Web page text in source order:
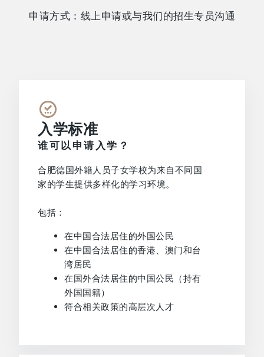
申请方式：线上申请或与我们的招生专员沟通
入学标准
谁可以申请入学？
合肥德国外籍人员子女学校为来自不同国
家的学生提供多样化的学习环境。
包括：
在中国合法居住的外国公民
在中国合法居住的香港、澳门和台
湾居民
在国外合法居住的中国公民（持有
外国国籍）
符合相关政策的高层次人才